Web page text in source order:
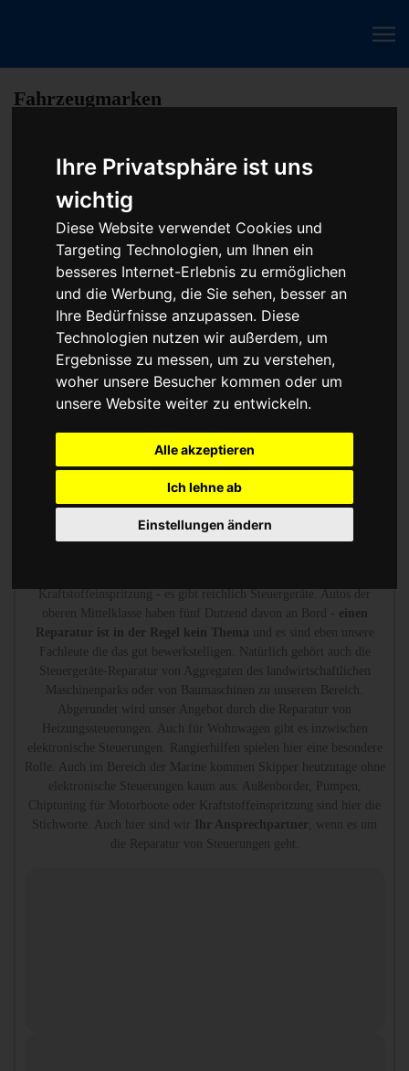
Ihre Privatsphäre ist uns
wichtig
Diese Website verwendet Cookies und
Targeting Technologien, um Ihnen ein
besseres Internet-Erlebnis zu ermöglichen
und die Werbung, die Sie sehen, besser an
Ihre Bedürfnisse anzupassen. Diese
Technologien nutzen wir außerdem, um
Ergebnisse zu messen, um zu verstehen,
woher unsere Besucher kommen oder um
unsere Website weiter zu entwickeln.
Alle akzeptieren
Ich lehne ab
Einstellungen ändern
Fahrzeugmarken
Baumaschine Unbekanntes Steuergerät Reparatur
oder Austauschgerät KVA
Unser Betrieb steht für kostengünstige Prüfungen und
Reparaturen von Steuergeräten aller Art, unter anderem von
Motor-Steuergeräten, Airbag-Steuergeräten, ABS-Steuergeräten
uvm. STEUBEL® verfügt dabei über viel Erfahrung und
ausgewiesene Expertise bei PKW-Steuergeräten und
insbesondere Motor-steuergeräte Reparaturen. So ermöglicht
STEUBEL® eine Steuergeräte Reparatur für nahezu aller
Hersteller und Fahrzeugarten - sei es Motorrad oder LKW.
Auch die Reparatur von Heizungssteuerungen oder
Unbekanntes Steuergerät Reparatur oder Austauschgerät
KVA
Wir sind die erfahrenen Spezialisten, die mit Messtechnik
Kraftstoffeinspritzung - es gibt reichlich Steuergeräte. Autos der
oberen Mittelklasse haben fünf Dutzend davon an Bord - einen
Reparatur ist in der Regel kein Thema und es sind eben unsere
Fachleute die das gut bewerkstelligen. Natürlich gehört auch die
Steuergeräte-Reparatur von Aggregaten des landwirtschaftlichen
Maschinenparks oder von Baumaschinen zu unserem Bereich.
Abgerundet wird unser Angebot durch die Reparatur von
Heizungssteuerungen. Auch für Wohnwagen gibt es inzwischen
elektronische Steuerungen. Rangierhilfen spielen hier eine besondere
Rolle. Auch im Bereich der Marine kommen Skipper heutzutage ohne
elektronische Steuerungen kaum aus: Außenborder, Pumpen,
Chiptuning für Motorboote oder Kraftstoffeinspritzung sind hier die
Stichworte. Auch hier sind wir Ihr Ansprechpartner
, wenn es um
die Reparatur von Steuerungen geht.